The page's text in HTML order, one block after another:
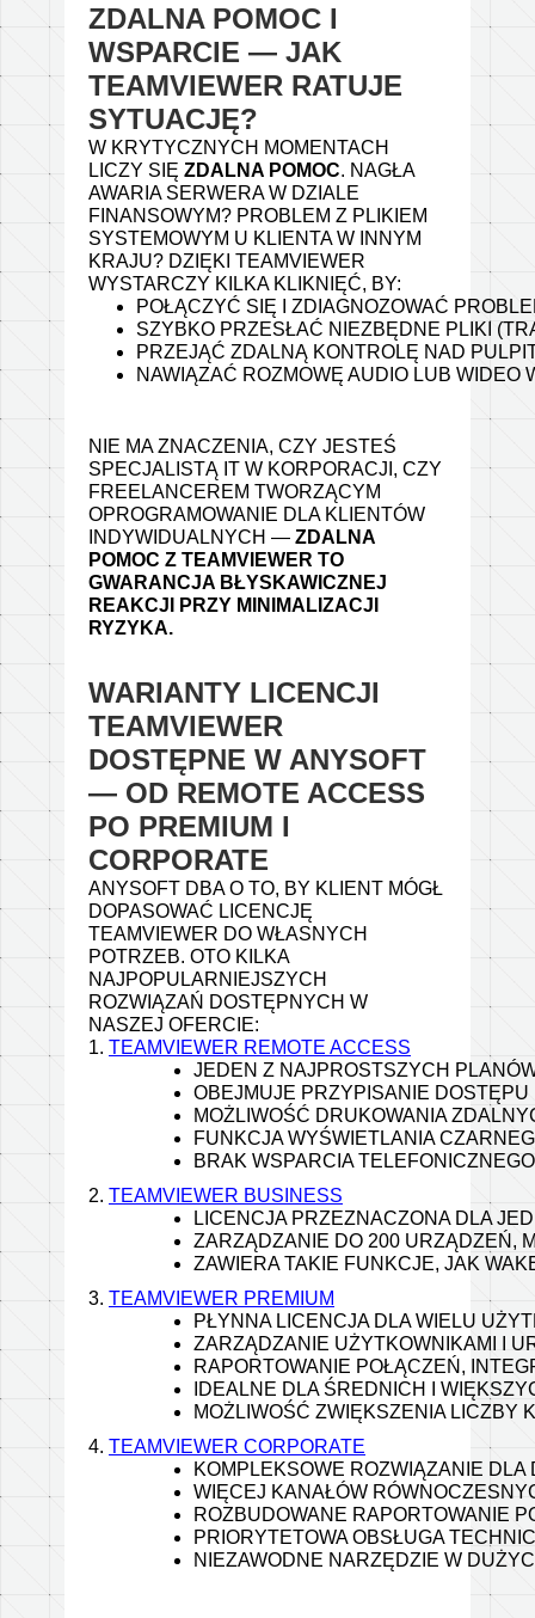
ZDALNA POMOC I
WSPARCIE — JAK
TEAMVIEWER RATUJE
SYTUACJĘ?
W KRYTYCZNYCH MOMENTACH
LICZY SIĘ ZDALNA POMOC. NAGŁA
AWARIA SERWERA W DZIALE
FINANSOWYM? PROBLEM Z PLIKIEM
SYSTEMOWYM U KLIENTA W INNYM
KRAJU? DZIĘKI TEAMVIEWER
WYSTARCZY KILKA KLIKNIĘĆ, BY:
POŁĄCZYĆ SIĘ I ZDIAGNOZOWAĆ
SZYBKO PRZESŁAĆ NIEZBĘDNE PLIKI
PRZEJĄĆ ZDALNĄ KONTROLĘ NAD
NAWIĄZAĆ ROZMOWĘ AUDIO LUB
NIE MA ZNACZENIA, CZY JESTEŚ
SPECJALISTĄ IT W KORPORACJI, CZY
FREELANCEREM TWORZĄCYM
OPROGRAMOWANIE DLA KLIENTÓW
INDYWIDUALNYCH — ZDALNA
POMOC Z TEAMVIEWER TO
GWARANCJA BŁYSKAWICZNEJ
REAKCJI PRZY MINIMALIZACJI
RYZYKA.
WARIANTY LICENCJI
TEAMVIEWER
DOSTĘPNE W ANYSOFT
— OD REMOTE ACCESS
PO PREMIUM I
CORPORATE
ANYSOFT DBA O TO, BY KLIENT MÓGŁ
DOPASOWAĆ LICENCJĘ
TEAMVIEWER DO WŁASNYCH
POTRZEB. OTO KILKA
NAJPOPULARNIEJSZYCH
ROZWIĄZAŃ DOSTĘPNYCH W
NASZEJ OFERCIE:
1. TEAMVIEWER REMOTE ACCESS
JEDEN Z NAJPROSTSZYCH
OBEJMUJE PRZYPISANIE
MOŻLIWOŚĆ DRUKOWANIA
FUNKCJA WYŚWIETLANIA
BRAK WSPARCIA
2. TEAMVIEWER BUSINESS
LICENCJA PRZEZNACZONA DLA
ZARZĄDZANIE DO 200 URZĄDZEŃ,
ZAWIERA TAKIE FUNKCJE, JAK
3. TEAMVIEWER PREMIUM
PŁYNNA LICENCJA DLA WIELU
ZARZĄDZANIE UŻYTKOWNIKAMI I
RAPORTOWANIE POŁĄCZEŃ,
IDEALNE DLA ŚREDNICH I
MOŻLIWOŚĆ ZWIĘKSZENIA LICZBY
4. TEAMVIEWER CORPORATE
KOMPLEKSOWE ROZWIĄZANIE
WIĘCEJ KANAŁÓW
ROZBUDOWANE RAPORTOWANIE
PRIORYTETOWA OBSŁUGA
NIEZAWODNE NARZĘDZIE W